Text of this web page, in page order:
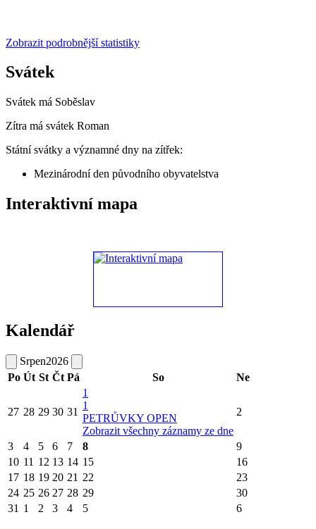
Zobrazit podrobnější statistiky
Svátek
Svátek má Soběslav
Zítra má svátek Roman
Státní svátky a významné dny na zítřek:
Mezinárodní den původního obyvatelstva
Interaktivní mapa
Kalendář
Srpen2026
Po Út St Čt Pá So Ne
27 28 29 30 31
1
1
PETRŮVKY OPEN
Zobrazit všechny záznamy ze dne
2
3 4 5 6 7 8
9
10 11 12 13 14 15
16
17 18 19 20 21 22
23
24 25 26 27 28 29
30
31 1 2 3 4 5 6